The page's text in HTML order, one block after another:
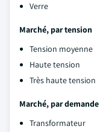
Verre
Marché, par tension
Tension moyenne
Haute tension
Très haute tension
Marché, par demande
Transformateur